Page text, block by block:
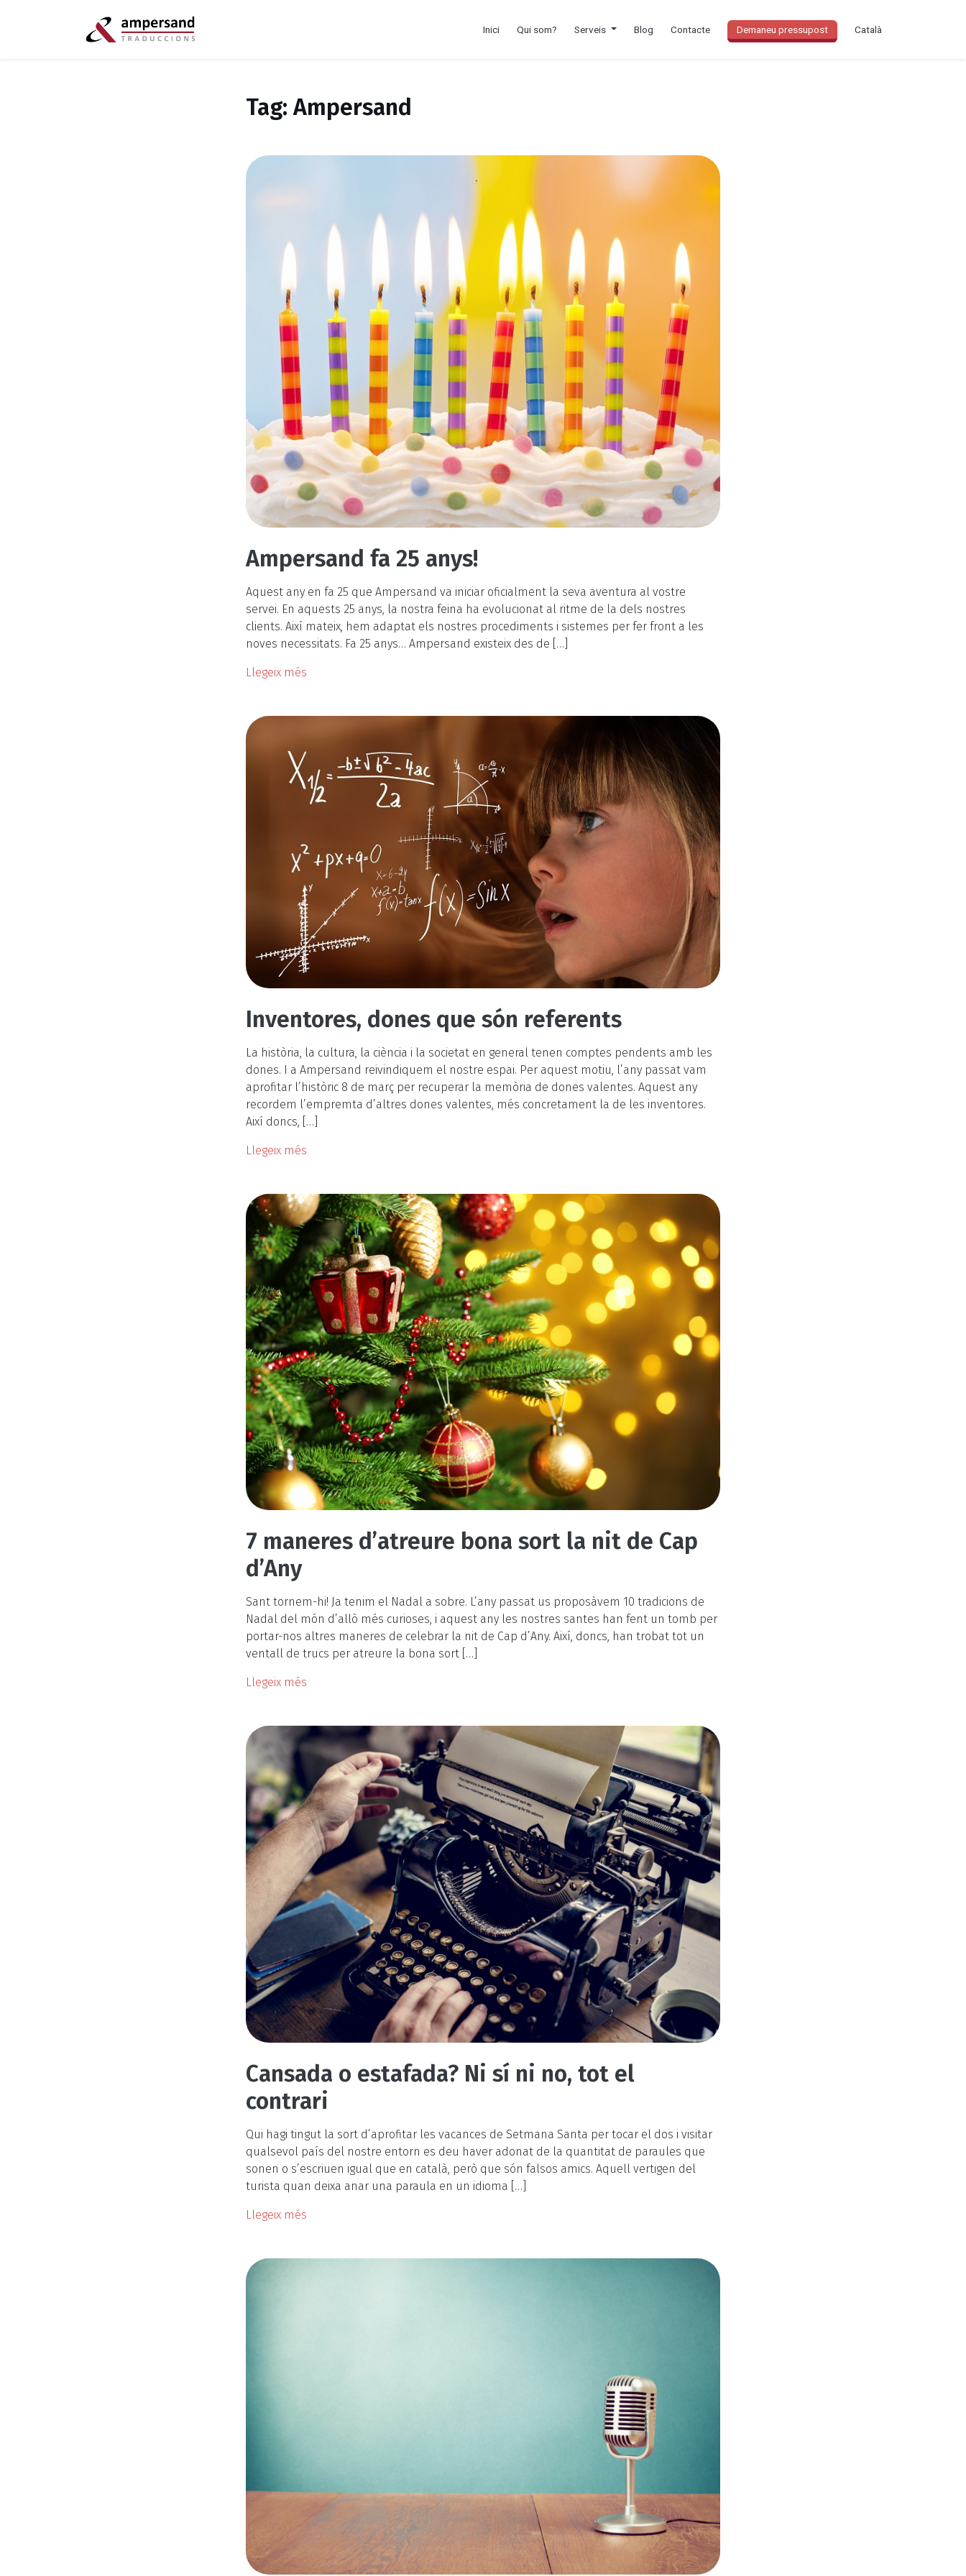
Inici Qui som? Serveis Blog Contacte Demaneu pressupost Català
Tag: Ampersand
Ampersand fa 25 anys!
Aquest any en fa 25 que Ampersand va iniciar oficialment la seva aventura al vostre
servei. En aquests 25 anys, la nostra feina ha evolucionat al ritme de la dels nostres
clients. Així mateix, hem adaptat els nostres procediments i sistemes per fer front a les
noves necessitats. Fa 25 anys… Ampersand existeix des de […]
Llegeix més
Inventores, dones que són referents
La història, la cultura, la ciència i la societat en general tenen comptes pendents amb les
dones. I a Ampersand reivindiquem el nostre espai. Per aquest motiu, l’any passat vam
aprofitar l’històric 8 de març per recuperar la memòria de dones valentes. Aquest any
recordem l’empremta d’altres dones valentes, més concretament la de les inventores.
Així doncs, […]
Llegeix més
7 maneres d’atreure bona sort la nit de Cap
d’Any
Sant tornem-hi! Ja tenim el Nadal a sobre. L’any passat us proposàvem 10 tradicions de
Nadal del món d’allò més curioses, i aquest any les nostres santes han fent un tomb per
portar-nos altres maneres de celebrar la nit de Cap d’Any. Així, doncs, han trobat tot un
ventall de trucs per atreure la bona sort […]
Llegeix més
Cansada o estafada? Ni sí ni no, tot el
contrari
Qui hagi tingut la sort d’aprofitar les vacances de Setmana Santa per tocar el dos i visitar
qualsevol país del nostre entorn es deu haver adonat de la quantitat de paraules que
sonen o s’escriuen igual que en català, però que són falsos amics. Aquell vertigen del
turista quan deixa anar una paraula en un idioma […]
Llegeix més